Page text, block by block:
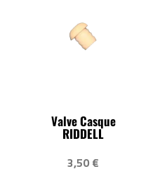
Valve Casque
RIDDELL
3,50 €